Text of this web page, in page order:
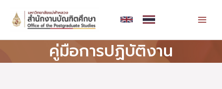
content
คู่มือการปฏิบัติงาน